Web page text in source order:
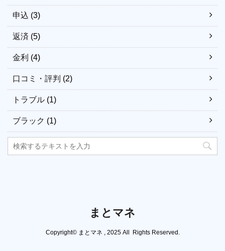
申込 (3)
返済 (5)
金利 (4)
口コミ・評判 (2)
トラブル (1)
ブラック (1)
まとマネ
Copyright© まとマネ , 2025 All Rights Reserved.